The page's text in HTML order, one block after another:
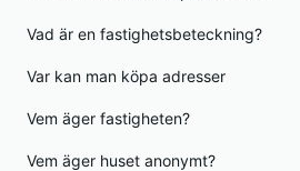
Vad är en fastighetsbeteckning?
Var kan man köpa adresser
Vem äger fastigheten?
Vem äger huset anonymt?